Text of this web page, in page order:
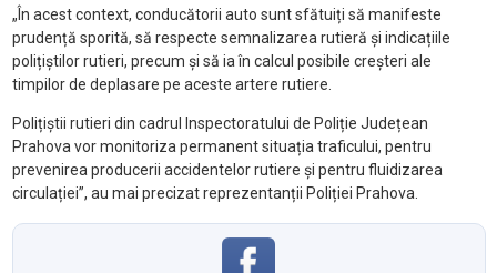
„În acest context, conducătorii auto sunt sfătuiți să manifeste
prudență sporită, să respecte semnalizarea rutieră și indicațiile
polițiștilor rutieri, precum și să ia în calcul posibile creșteri ale
timpilor de deplasare pe aceste artere rutiere.
Polițiștii rutieri din cadrul Inspectoratului de Poliție Județean
Prahova vor monitoriza permanent situația traficului, pentru
prevenirea producerii accidentelor rutiere și pentru fluidizarea
circulației”, au mai precizat reprezentanții Poliției Prahova.